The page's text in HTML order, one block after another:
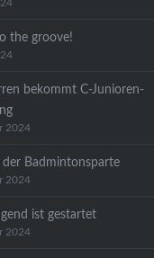
the groove!
bekommt C-Junioren-
2024
der Badmintonsparte
2024
ist gestartet
2024